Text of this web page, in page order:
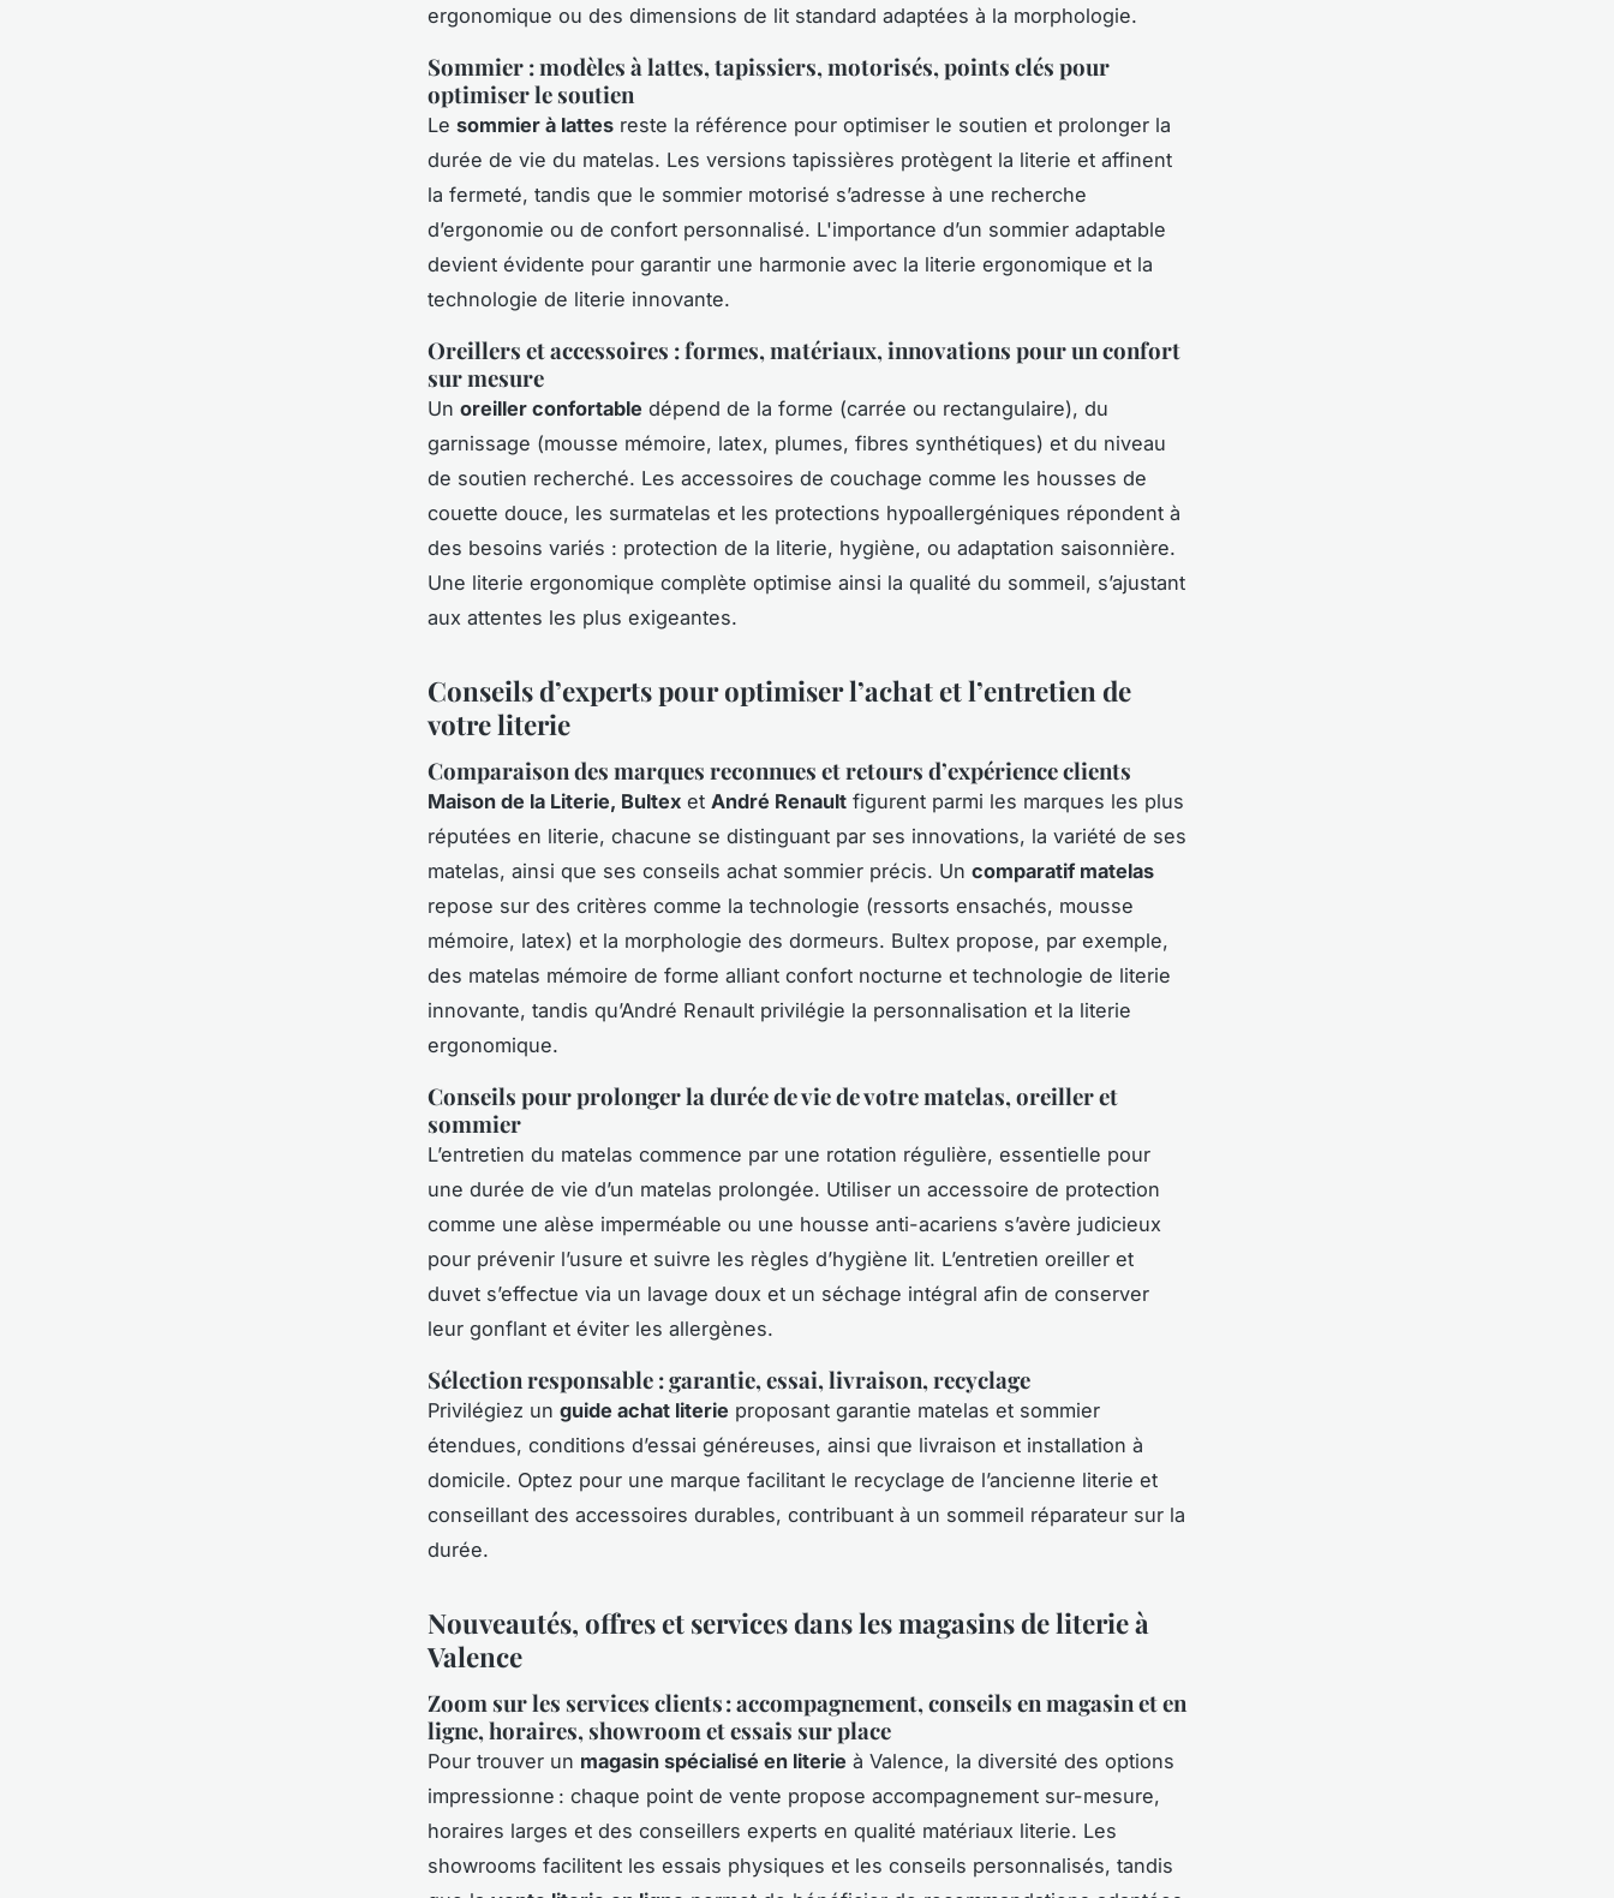
ergonomique ou des dimensions de lit standard adaptées à la morphologie.
Sommier : modèles à lattes, tapissiers, motorisés, points clés pour
optimiser le soutien
Le sommier à lattes reste la référence pour optimiser le soutien et prolonger la
durée de vie du matelas. Les versions tapissières protègent la literie et affinent
la fermeté, tandis que le sommier motorisé s’adresse à une recherche
d’ergonomie ou de confort personnalisé. L'importance d’un sommier adaptable
devient évidente pour garantir une harmonie avec la literie ergonomique et la
technologie de literie innovante.
Oreillers et accessoires : formes, matériaux, innovations pour un confort
sur mesure
Un oreiller confortable dépend de la forme (carrée ou rectangulaire), du
garnissage (mousse mémoire, latex, plumes, fibres synthétiques) et du niveau
de soutien recherché. Les accessoires de couchage comme les housses de
couette douce, les surmatelas et les protections hypoallergéniques répondent à
des besoins variés : protection de la literie, hygiène, ou adaptation saisonnière.
Une literie ergonomique complète optimise ainsi la qualité du sommeil, s’ajustant
aux attentes les plus exigeantes.
Conseils d’experts pour optimiser l’achat et l’entretien de
votre literie
Comparaison des marques reconnues et retours d’expérience clients
Maison de la Literie, Bultex et André Renault figurent parmi les marques les plus
réputées en literie, chacune se distinguant par ses innovations, la variété de ses
matelas, ainsi que ses conseils achat sommier précis. Un comparatif matelas
repose sur des critères comme la technologie (ressorts ensachés, mousse
mémoire, latex) et la morphologie des dormeurs. Bultex propose, par exemple,
des matelas mémoire de forme alliant confort nocturne et technologie de literie
innovante, tandis qu’André Renault privilégie la personnalisation et la literie
ergonomique.
Conseils pour prolonger la durée de vie de votre matelas, oreiller et
sommier
L’entretien du matelas commence par une rotation régulière, essentielle pour
une durée de vie d’un matelas prolongée. Utiliser un accessoire de protection
comme une alèse imperméable ou une housse anti-acariens s’avère judicieux
pour prévenir l’usure et suivre les règles d’hygiène lit. L’entretien oreiller et
duvet s’effectue via un lavage doux et un séchage intégral afin de conserver
leur gonflant et éviter les allergènes.
Sélection responsable : garantie, essai, livraison, recyclage
Privilégiez un guide achat literie proposant garantie matelas et sommier
étendues, conditions d’essai généreuses, ainsi que livraison et installation à
domicile. Optez pour une marque facilitant le recyclage de l’ancienne literie et
conseillant des accessoires durables, contribuant à un sommeil réparateur sur la
durée.
Nouveautés, offres et services dans les magasins de literie à
Valence
Zoom sur les services clients : accompagnement, conseils en magasin et en
ligne, horaires, showroom et essais sur place
Pour trouver un magasin spécialisé en literie à Valence, la diversité des options
impressionne : chaque point de vente propose accompagnement sur-mesure,
horaires larges et des conseillers experts en qualité matériaux literie. Les
showrooms facilitent les essais physiques et les conseils personnalisés, tandis